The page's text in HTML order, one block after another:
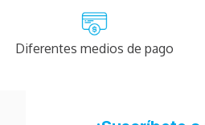
Diferentes medios de pago